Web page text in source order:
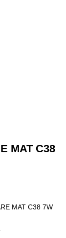
MAT C38
MAT C38 7W